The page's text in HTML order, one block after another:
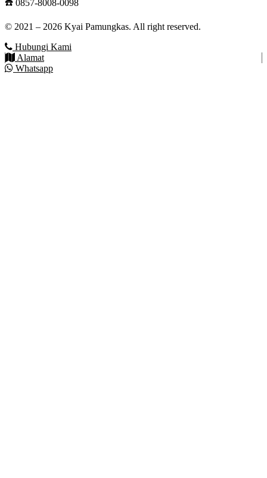
☎️ 0857-8008-0098
© 2021 – 2026 Kyai Pamungkas. All right reserved.
Hubungi Kami
Alamat
Whatsapp